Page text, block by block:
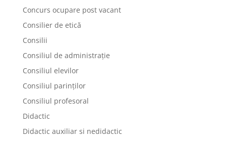
Concurs ocupare post vacant
Consilier de etică
Consilii
Consiliul de administrație
Consiliul elevilor
Consiliul parinților
Consiliul profesoral
Didactic
Didactic auxiliar si nedidactic